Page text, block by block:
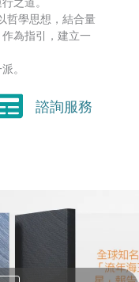
哲學思想，結合量
為指引，建立一
。
諮詢服務